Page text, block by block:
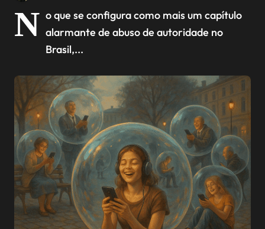
N o que se configura como mais um capítulo
alarmante de abuso de autoridade no
Brasil,...